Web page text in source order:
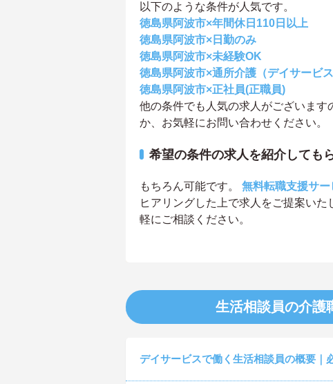
以下のような条件が人気です。
徳島県阿波市×年間休日110日以上
徳島県阿波市×日勤のみ
徳島県阿波市×未経験OK
徳島県阿波市×通所介護（デイサービス
徳島県阿波市×正社員(正職員)
他の条件でも人気の求人がございます
か、お気軽にお問い合わせください。
希望の条件の求人を紹介しても
もちろん可能です。 無料転職支援サー
ヒアリングした上で求人をご提案い
軽にご相談ください。
生活相談員の介護
デイサービスで働く生活相談員の概要｜